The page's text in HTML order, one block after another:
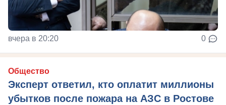
вчера в 20:20 0
Общество
Эксперт ответил, кто оплатит миллионы
убытков после пожара на АЗС в Ростове